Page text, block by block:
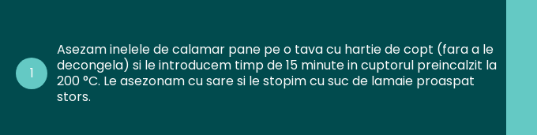
1
Asezam inelele de calamar pane pe o tava cu hartie de copt (fara a le
decongela) si le introducem timp de 15 minute in cuptorul preincalzit la
200 °C. Le asezonam cu sare si le stopim cu suc de lamaie proaspat
stors.